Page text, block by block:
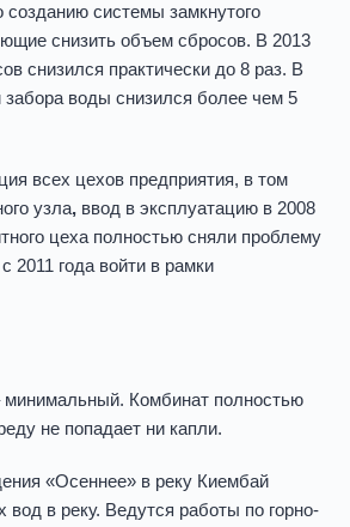
системы замкнутого
снизить объем сбросов. В 2013
снизился практически до 8 раз. В
забора воды снизился более чем 5
всех цехов предприятия, в том
узла, ввод в эксплуатацию в 2008
цеха полностью сняли проблему
2011 года войти в рамки
минимальный. Комбинат полностью
не попадает ни капли.
«Осеннее» в реку Киембай
в реку. Ведутся работы по горно-